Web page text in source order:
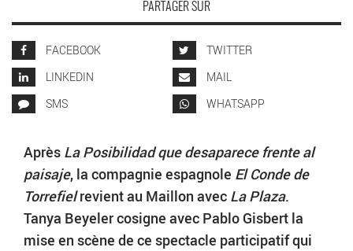
PARTAGER SUR
FACEBOOK
TWITTER
LINKEDIN
MAIL
SMS
WHATSAPP
Après La Posibilidad que desaparece frente al
paisaje, la compagnie espagnole El Conde de
Torrefielrevient au Maillon avec La Plaza.
Tanya Beyeler cosigne avec Pablo Gisbert la
mise en scène de ce spectacle participatif qui